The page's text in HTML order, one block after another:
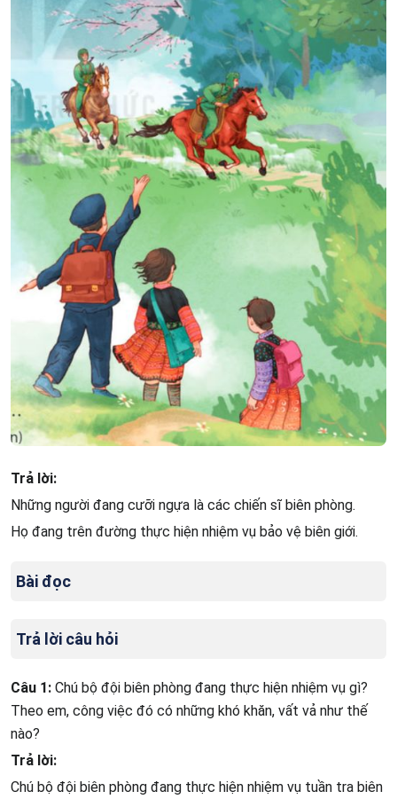
Trả lời:
Những người đang cưỡi ngựa là các chiến sĩ biên phòng.
Họ đang trên đường thực hiện nhiệm vụ bảo vệ biên giới.
Bài đọc
Trả lời câu hỏi
Câu 1: Chú bộ đội biên phòng đang thực hiện nhiệm vụ gì?
Theo em, công việc đó có những khó khăn, vất vả như thế
nào?
Trả lời:
Chú bộ đội biên phòng đang thực hiện nhiệm vụ tuần tra biên